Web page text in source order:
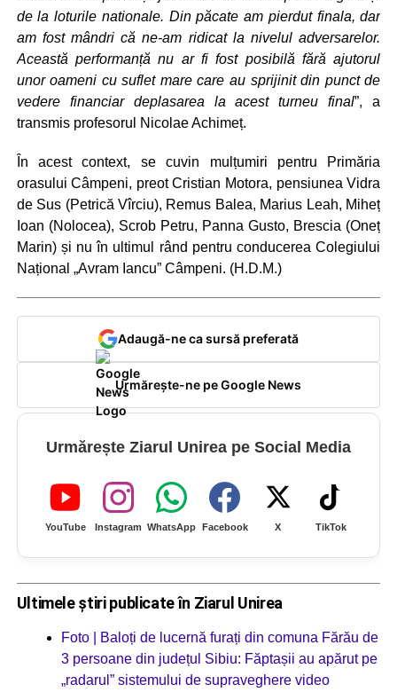
de la loturile nationale. Din păcate am pierdut finala, dar
am fost mândri că ne-am ridicat la nivelul adversarelor.
Această performanță nu ar fi fost posibilă fără ajutorul
unor oameni cu suflet mare care au sprijinit din punct de
vedere financiar deplasarea la acest turneu final”, a
transmis profesorul Nicolae Achimeț.
În acest context, se cuvin mulțumiri pentru Primăria
orasului Câmpeni, preot Cristian Motora, pensiunea Vidra
de Sus (Petrică Vîrciu), Remus Balea, Marius Leah, Miheț
Ioan (Nolocea), Scrob Petru, Panna Gusto, Brescia (Oneț
Marin) și nu în ultimul rând pentru conducerea Colegiului
Național „Avram Iancu” Câmpeni. (H.D.M.)
Adaugă-ne ca sursă preferată
Urmărește-ne pe Google News
Urmărește Ziarul Unirea pe Social Media
YouTube Instagram WhatsApp Facebook X TikTok
Ultimele știri publicate în Ziarul Unirea
Foto | Baloți de lucernă furați din comuna Fărău de
3 persoane din județul Sibiu: Făptașii au apărut pe
„radarul” sistemului de supraveghere video